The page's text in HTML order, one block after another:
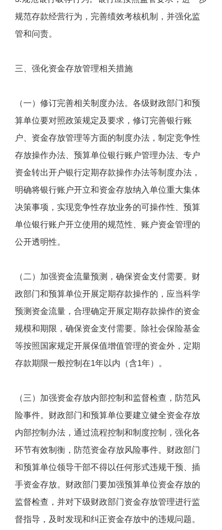
规范存款经营行为，完善绩效考核机制，并强化监
管和问责。
三、强化资金存放管理相关措施
（一）修订完善相关制度办法。各级财政部门和预
算单位要对照政策规定及要求，修订完善银行账
户、资金存放管理等方面的制度办法，制定竞争性
存放操作办法、预算单位银行账户管理办法、专户
资金转出开户银行定期存款操作办法等制度办法，
明确将银行账户开立和资金存放纳入单位重大集体
决策事项，实现竞争性存放业务的可操作性、预算
单位银行账户开立使用的规范性、账户资金管理的
公开透明性。
（二）加强资金流量预测，确保资金支付需要。财
政部门和预算单位开展定期存款操作的，应当科学
预测资金流量，合理确定开展定期存款操作的资金
规模和期限，确保资金支付需要。除社会保险基金
等按照国家规定开展保值增值管理的资金外，定期
存款期限一般控制在1年以内（含1年）。
（三）加强资金存放内部控制和监督检查，防范风
险事件。财政部门和预算单位要建立健全资金存放
内部控制办法，通过流程控制和制度控制，强化各
环节有效制衡，防范资金存放风险事件。财政部门
和预算单位领导干部不得以任何形式违规干预、插
手资金存放。财政部门要加强预算单位资金存放的
监督检查，并对下级财政部门资金存放管理进行监
督指导，及时发现和纠正资金存放中的违规问题。